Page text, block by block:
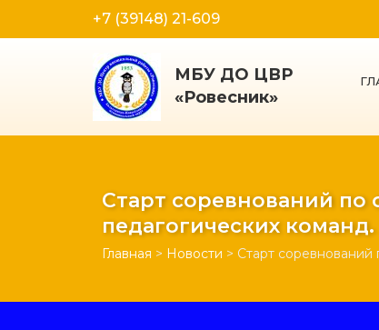
+7 (39148) 21-609
МБУ ДО ЦВР
«Ровесник»
Старт соревнований по
педагогических команд.
Главная > Новости > Старт